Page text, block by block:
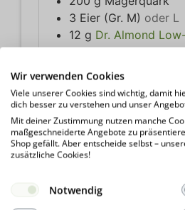
3 Eier (Gr. M) oder L
12 g Dr. Almond
Abrieb einer Bio-
10
Tropfen
Pure
10
Tropfen
Pure
1 Msp Tonkabohne
100 g Vollmilch
18 g Dr. Almond
Zur Deko
35 g Dr. Almond
Wir verwenden Cookies
Viele unserer Cookies sind wichtig, damit
dich besser zu verstehen und unser
Mit deiner Zustimmung nutzen manche
maßgeschneiderte Angebote zu
Shop gefällt. Aber entscheide selbst –
zusätzliche Cookies!
Notwendig